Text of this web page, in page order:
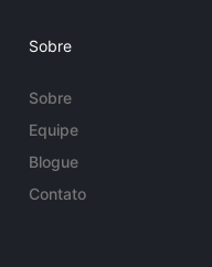
Sobre
Sobre
Equipe
Blogue
Contato